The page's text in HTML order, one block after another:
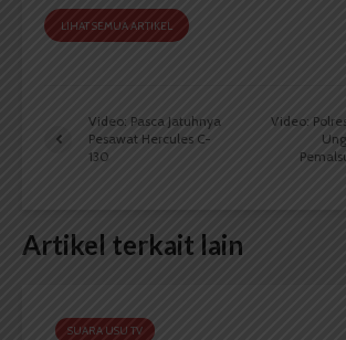
LIHAT SEMUA ARTIKEL
Video: Pasca Jatuhnya
Pesawat Hercules C-
130
Video:
Artikel terkait lain
SUARA USU TV